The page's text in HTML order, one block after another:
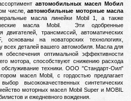
автомобильных масел Мобил
числе,автомобильные моторные масла
масла линейки Mobil 1, а также
масла Mobil.Эти одобренные
двигателей, трансмиссий, автоматических
на новаторских технологиях,
деталей вашего автомобиля. Масла для
оптимальной эффективности
мотора, способствуют снижению расхода
обслуживание техники.ООО "Стандарт-Оил"
масел Mobil, с гордостью предлагает
высококачественных синтетических
моторных масел Mobil Super и MOBIL
и ежедневного вождения.